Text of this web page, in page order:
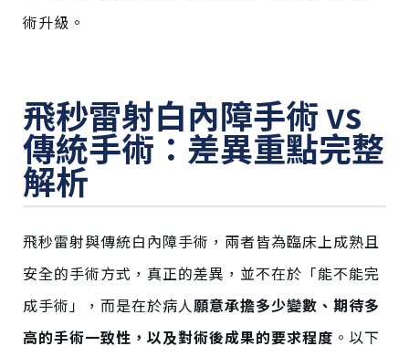
術升級。
飛秒雷射白內障手術 vs
傳統手術：差異重點完整
解析
飛秒雷射與傳統白內障手術，兩者皆為臨床上成熟且
安全的手術方式，真正的差異，並不在於「能不能完
成手術」，而是在於病人願意承擔多少變數、期待多
高的手術一致性，以及對術後成果的要求程度 。以下